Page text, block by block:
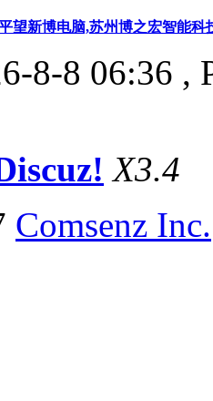
望新博电脑,苏州博之宏智能科
8-8 06:36 ,
X3.4
Comsenz Inc.